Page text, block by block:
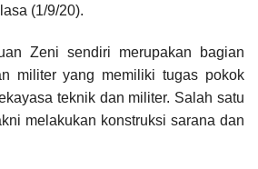
(1/9/20).
Zeni sendiri merupakan bagian
militer yang memiliki tugas pokok
teknik dan militer. Salah satu
melakukan konstruksi sarana dan